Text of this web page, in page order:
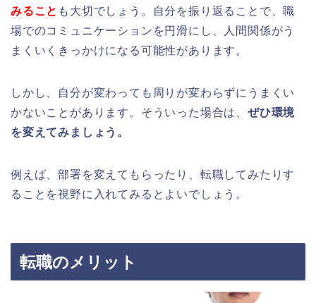
みること も大切でしょう。自分を振り返ることで、職
場でのコミュニケーションを円滑にし、人間関係がう
まくいくきっかけになる可能性があります。
しかし、自分が変わっても周りが変わらずにうまくい
かないことがあります。そういった場合は、ぜひ環境
を変えてみましょう。
例えば、部署を変えてもらったり、転職してみたりす
ることを視野に入れてみるとよいでしょう。
転職のメリット